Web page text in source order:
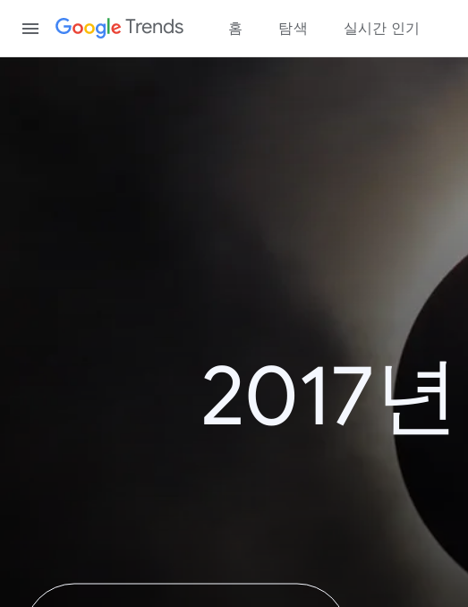
Trends 홈 탐색 실시간 인기
2017